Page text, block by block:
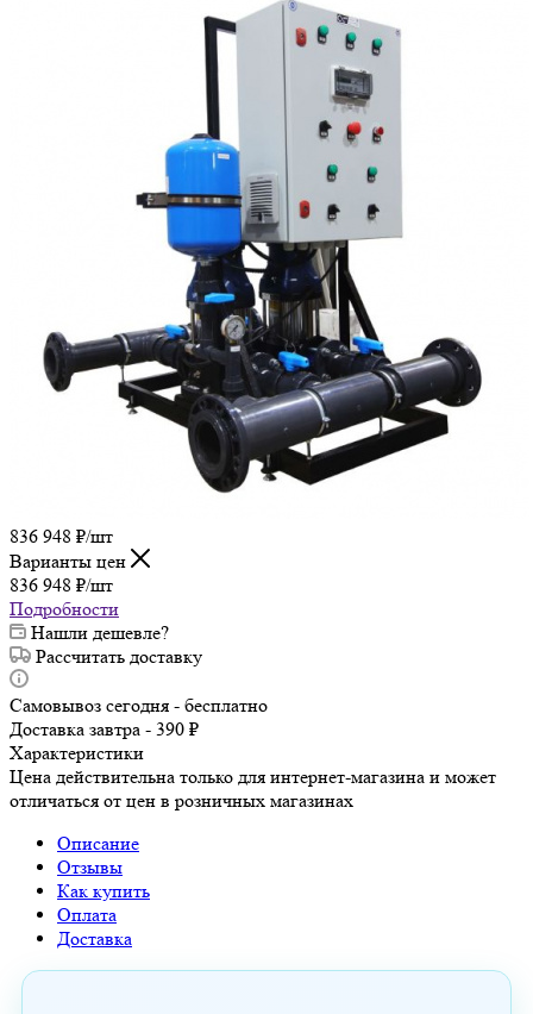
836 948 ₽/шт
Варианты цен
836 948 ₽/шт
Подробности
Нашли дешевле?
Рассчитать доставку
Самовывоз сегодня - бесплатно
Доставка завтра - 390 ₽
Характеристики
Цена действительна только для интернет-магазина и может
отличаться от цен в розничных магазинах
Описание
Отзывы
Как купить
Оплата
Доставка